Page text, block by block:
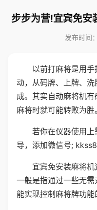
步步为营!宜宾免安
发布时间
以前打麻将是用
动，从码牌、上牌、
成。其实自动麻将机
麻将时就可能转败为胜。
若你在仪器使用
导，添加微信号;
宜宾免安装麻将
一般是指通过一些无
能实现控制麻将牌功能